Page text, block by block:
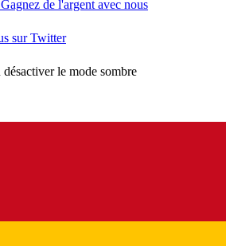
Gagnez de l'argent avec nous
sur Twitter
le mode sombre